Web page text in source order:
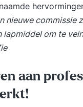
U en uw collega's
te
kunnen
Uit ervaring
en
andere woorden,
nieuwe commissie
lapmiddel om te
aan